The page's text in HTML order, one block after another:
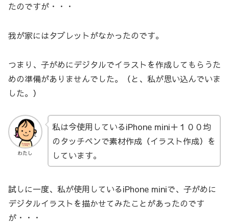
たのですが・・・
我が家にはタブレットがなかったのです。
つまり、子がめにデジタルでイラストを作成してもらうた
めの準備がありませんでした。（と、私が思い込んでいま
した。）
わたし
私は今使用しているiPhone mini＋１００均
のタッチペンで素材作成（イラスト作成）を
しています。
試しに一度、私が使用しているiPhone miniで、子がめに
デジタルイラストを描かせてみたことがあったのです
が・・・